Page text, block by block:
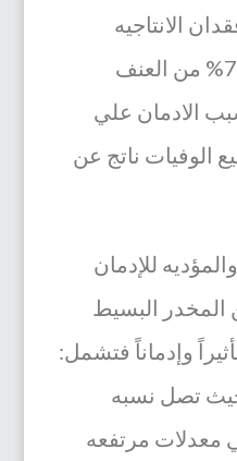
الانتاجيه
والتكلفة الطبيه. وان 75% من العنف
الادمان علي
من جميع الوفيات ناتج عن
للإدمان
المخدر البسيط
وإدماناً فتشمل:
تصل نسبه
معدلات مرتفعه